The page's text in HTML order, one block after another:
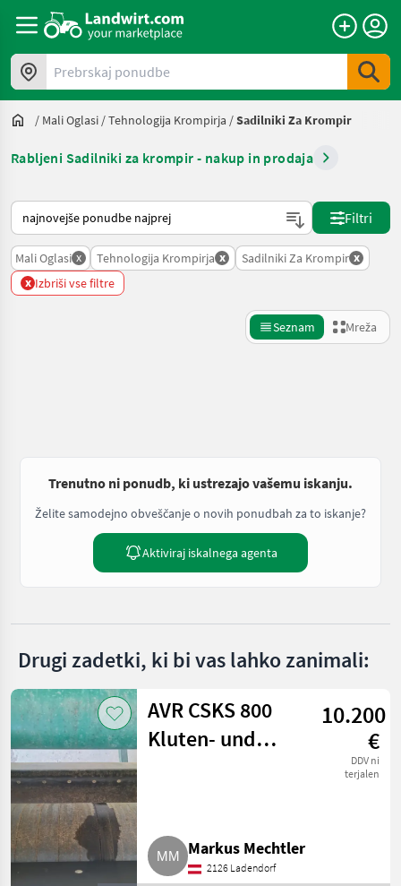
Prebrskaj ponudbe
/ Mali Oglasi /Tehnologija Krompirja /Sadilniki Za Krompir
Rabljeni Sadilniki za krompir - nakup in prodaja
Tako je razvrščeno na Landwirt.com
Filtri
Mali Oglasi x Tehnologija Krompirja x Sadilniki Za Krompir x
x Izbriši vse filtre
Seznam Mreža
Trenutno ni ponudb, ki ustrezajo vašemu iskanju.
Želite samodejno obveščanje o novih ponudbah za to iskanje?
Aktiviraj iskalnega agenta
Drugi zadetki, ki bi vas lahko zanimali:
AVR CSKS 800
Kluten- und
10.200
€
DDV ni
terjalen
Markus Mechtler
2126 Ladendorf